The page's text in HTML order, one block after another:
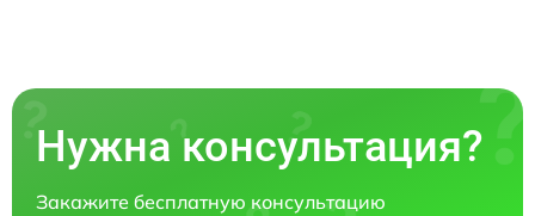
Нужна консультация?
Закажите бесплатную консультацию